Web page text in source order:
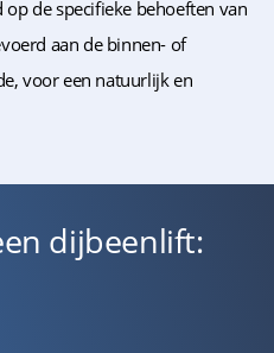
de specifieke behoeften van
aan de binnen- of
voor een natuurlijk en
dijbeenlift: